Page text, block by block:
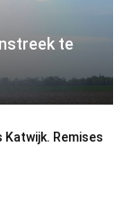
te
Katwijk. Remises